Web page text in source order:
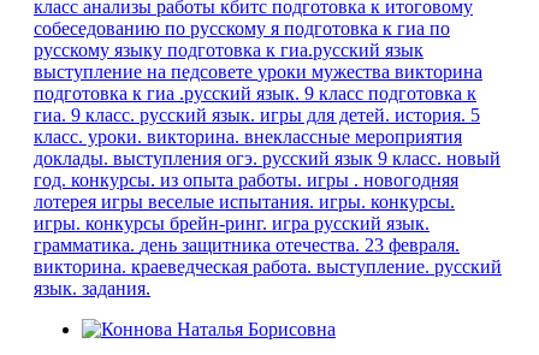
класс анализы работы кбитс подготовка к итоговому
собеседованию по русскому я подготовка к гиа по
русскому языку подготовка к гиа.русский язык
выступление на педсовете уроки мужества викторина
подготовка к гиа .русский язык. 9 класс подготовка к
гиа. 9 класс. русский язык. игры для детей. история. 5
класс. уроки. викторина. внеклассные мероприятия
доклады. выступления огэ. русский язык 9 класс. новый
год. конкурсы. из опыта работы. игры . новогодняя
лотерея игры веселые испытания. игры. конкурсы.
игры. конкурсы брейн-ринг. игра русский язык.
грамматика. день защитника отечества. 23 февраля.
викторина. краеведческая работа. выступление. русский
язык. задания.